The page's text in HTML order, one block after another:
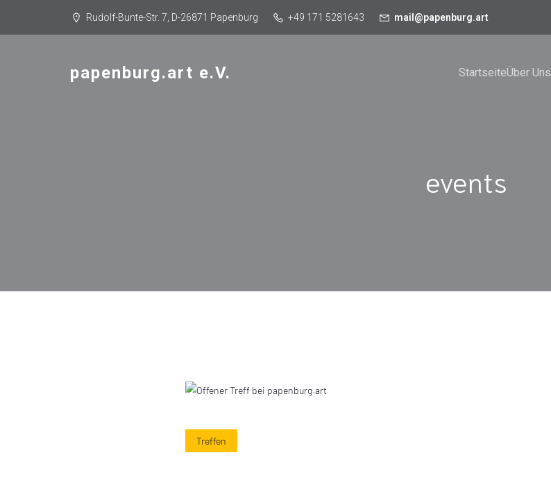
Rudolf-Bunte-Str. 7, D-26871 Papenburg +49 171 5281643 mail@papenburg.art
papenburg.art e.V. StartseiteÜber Uns
events
Treffen